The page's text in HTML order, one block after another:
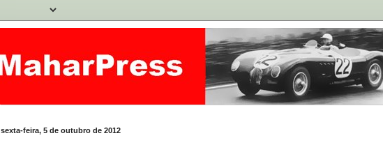
sexta-feira, 5 de outubro de 2012